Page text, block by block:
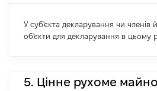
У суб'єкта декларування чи членів
об'єкти для декларування в цьому
5. Цінне рухоме